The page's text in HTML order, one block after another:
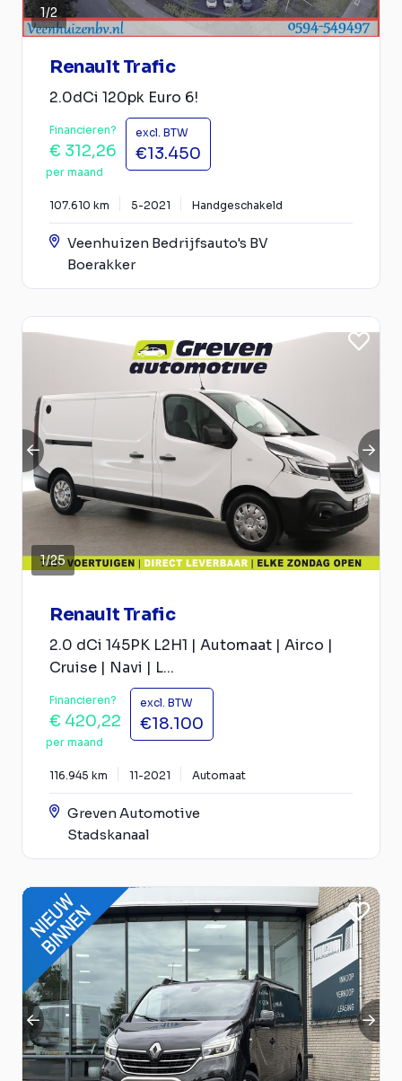
1/2
Renault Trafic
2.0dCi 120pk Euro 6!
Financieren?
€ 312,26
per maand
excl. BTW
€13.450
107.610 km 5-2021 Handgeschakeld
Veenhuizen Bedrijfsauto's BV
Boerakker
1/25
Renault Trafic
2.0 dCi 145PK L2H1 | Automaat | Airco |
Cruise | Navi | L...
Financieren?
€ 420,22
per maand
excl. BTW
€18.100
116.945 km 11-2021 Automaat
Greven Automotive
Stadskanaal